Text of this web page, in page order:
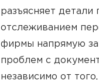
разъясняет
отслеживанием
фирмы напрямую
проблем с
независимо от